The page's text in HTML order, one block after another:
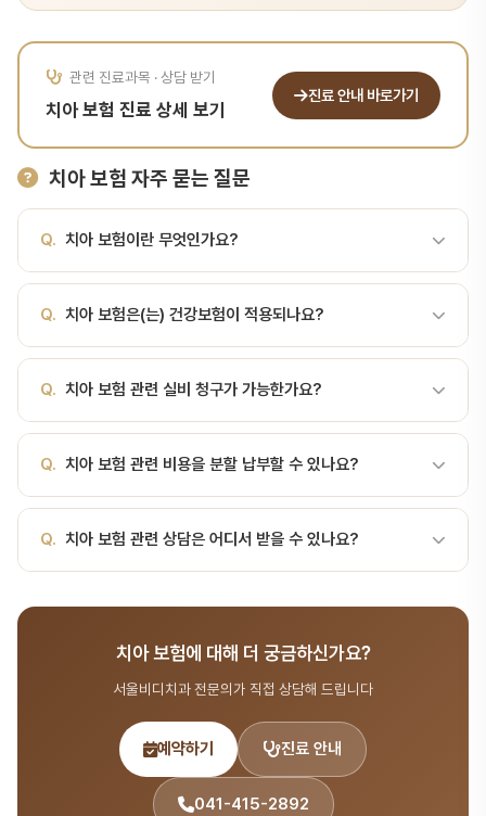
관련 진료과목 · 상담 받기
치아 보험 진료 상세 보기
진료 안내 바로가기
치아 보험 자주 묻는 질문
Q. 치아 보험이란 무엇인가요?
충치·치주 질환·외상 등으로 발생하는 치과 치료비를 보장하는 사보험
상품입니다. 각 상품은 보장 항목과 한도, 면책·감액 기간 등 약관이
다르므로 가입 전 약관을 확인하시고 치과 검진을 통해 현재 구강 상
경감 대상: 개인·가족 단위로 다양한 플랜 존재 주요 보장 항목 상품별
로 차이가 있으나 보편적으로 다음 항목을 포함하거나 선택 보장합니
운 등 신경치료근관치료 관련 비용 일부 보장 발치단순·외과적 발치
(매복 포함) 가능 보철·임플란트(implant)브릿지·틀니·임플란트 선택
Q. 치아 보험은(는) 건강보험이 적용되나요?
목과 조건에 따라 다릅니다. 서울비디치과에서는 보험 적용 가능한 모
든 항목을 안내하고, 환자 부담을 최소화합니다.
Q. 치아 보험 관련 실비 청구가 가능한가요?
비디치과에서는 실비 청구에 필요한 진단서와 서류를 발급해 드립니
다.
Q. 치아 보험 관련 비용을 분할 납부할 수 있나요?
결제 방법을 제공합니다. 비용이 부담되시면 상담 시 문의해 주세요.
Q. 치아 보험 관련 상담은 어디서 받을 수 있나요?
041-415-2892 또는 온라인 예약(bdbddc.com/reservation)
으로 상담을 받으실 수 있습니다.
치아 보험에 대해 더 궁금하신가요?
서울비디치과 전문의가 직접 상담해 드립니다
예약하기 진료 안내
041-415-2892